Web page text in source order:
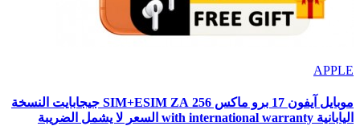
APPLE
موبايل آيفون 17 برو ماكس 256 SIM+ESIM ZA جيجابايت النسخة
اليابانية with international warranty السعر لا يشمل الضريبة